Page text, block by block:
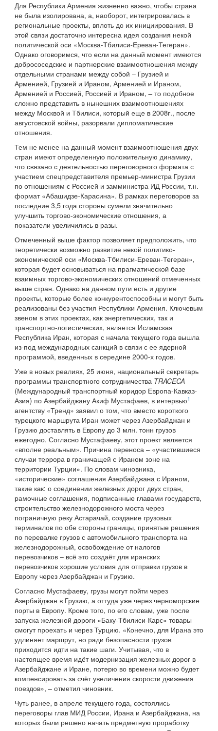
Для Республики Армения жизненно важно, чтобы страна
не была изолирована, а, наоборот, интегрировалась в
региональные проекты, вплоть до их инициирования. В
этой связи достаточно интересна идея создания некой
политической оси «Москва-Тбилиси-Ереван-Тегеран».
Однако оговоримся, что если на данный момент имеются
добрососедские и партнерские взаимоотношения между
отдельными странами между собой – Грузией и
Арменией, Грузией и Ираном, Арменией и Ираном,
Арменией и Россией, Россией и Ираном, – то подобное
сложно представить в нынешних взаимоотношениях
между Москвой и Тбилиси, который еще в 2008г., после
августовской войны, разорвали дипломатические
отношения.
Тем не менее на данный момент взаимоотношения двух
стран имеют определенную положительную динамику,
что связано с деятельностью переговорного формата с
участием спецпредставителя премьер-министра Грузии
по отношениям с Россией и замминистра ИД России, т.н.
формат «Абашидзе-Карасина». В рамках переговоров за
последние 3,5 года стороны сумели значительно
улучшить торгово-экономические отношения, а
показатели увеличились в разы.
Отмеченный выше фактор позволяет предположить, что
теоретически возможно развитие некой политико-
экономической оси «Москва-Тбилиси-Ереван-Тегеран»,
которая будет основываться на прагматической базе
взаимных торгово-экономических отношений отмеченных
выше стран. Однако на данном пути есть и другие
проекты, которые более конкурентоспособны и могут быть
реализованы без участия Республики Армения. Ключевым
звеном в этих проектах, как энергетических, так и
транспортно-логистических, является Исламская
Республика Иран, которая с начала текущего года вышла
из-под международных санкций в связи с ее ядерной
программой, введенных в середине 2000-х годов.
Уже в новых реалиях, 25 июня, национальный секретарь
программы транспортного сотрудничества TRACECA
(Международный транспортный коридор Европа-Кавказ-
Азия) по Азербайджану Акиф Мустафаев, в интервью1
агентству «Тренд» заявил о том, что вместо короткого
турецкого маршрута Иран может через Азербайджан и
Грузию доставлять в Европу до 3 млн. тонн грузов
ежегодно. Согласно Мустафаеву, этот проект является
«вполне реальным». Причина переноса – «участившиеся
случаи террора в граничащей с Ираном зоне на
территории Турции». По словам чиновника,
«исторические» соглашения Азербайджана с Ираном,
такие как: о соединении железных дорог двух стран,
рамочные соглашения, подписанные главами государств,
строительство железнодорожного моста через
пограничную реку Астарачай, создание грузовых
терминалов по обе стороны границы, принятые решения
по перевалке грузов с автомобильного транспорта на
железнодорожный, освобождение от налогов
перевозчиков – всё это создаёт для иранских
перевозчиков хорошие условия для отправки грузов в
Европу через Азербайджан и Грузию.
Согласно Мустафаеву, грузы могут пойти через
Азербайджан в Грузию, а оттуда уже через черноморские
порты в Европу. Кроме того, по его словам, уже после
запуска железной дороги «Баку-Тбилиси-Карс» товары
смогут проехать и через Турцию. «Конечно, для Ирана это
удлиняет маршрут, но ради безопасности грузов
приходится идти на такие шаги. Учитывая, что в
настоящее время идёт модернизация железных дорог в
Азербайджане и Иране, потерю во времени можно будет
компенсировать за счёт увеличения скорости движения
поездов», – отметил чиновник.
Чуть ранее, в апреле текущего года, состоялись
переговоры глав МИД России, Ирана и Азербайджана, на
которых были решено начать предметную проработку